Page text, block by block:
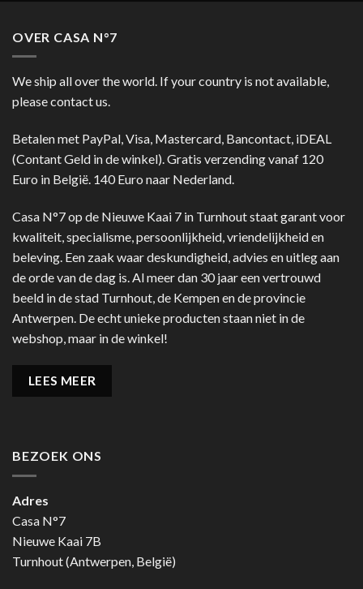
OVER CASA N°7
We ship all over the world. If your country is not available,
please contact us.
Betalen met PayPal, Visa, Mastercard, Bancontact, iDEAL
(Contant Geld in de winkel). Gratis verzending vanaf 120
Euro in België. 140 Euro naar Nederland.
Casa N°7 op de Nieuwe Kaai 7 in Turnhout staat garant voor
kwaliteit, specialisme, persoonlijkheid, vriendelijkheid en
beleving. Een zaak waar deskundigheid, advies en uitleg aan
de orde van de dag is. Al meer dan 30 jaar een vertrouwd
beeld in de stad Turnhout, de Kempen en de provincie
Antwerpen. De echt unieke producten staan niet in de
webshop, maar in de winkel!
LEES MEER
BEZOEK ONS
Adres
Casa N°7
Nieuwe Kaai 7B
Turnhout (Antwerpen, België)